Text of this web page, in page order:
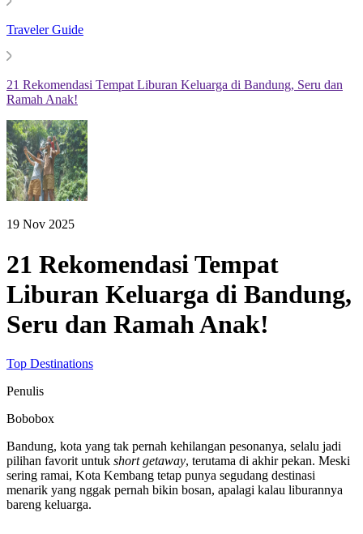
Traveler Guide
21 Rekomendasi Tempat Liburan Keluarga di Bandung, Seru dan
Ramah Anak!
19 Nov 2025
21 Rekomendasi Tempat
Liburan Keluarga di Bandung,
Seru dan Ramah Anak!
Top Destinations
Penulis
Bobobox
Bandung, kota yang tak pernah kehilangan pesonanya, selalu jadi
pilihan favorit untuk short getaway, terutama di akhir pekan. Meski
sering ramai, Kota Kembang tetap punya segudang destinasi
menarik yang nggak pernah bikin bosan, apalagi kalau liburannya
bareng keluarga.